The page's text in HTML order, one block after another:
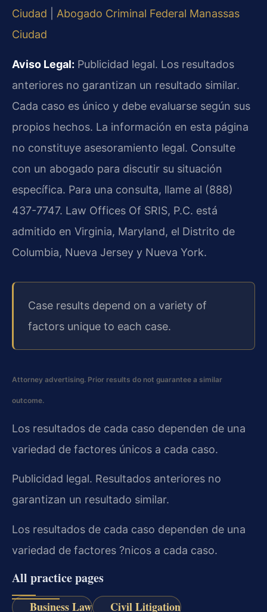
Ciudad
Abogado Criminal Federal Manassas
Ciudad
Aviso Legal: Publicidad legal. Los resultados
anteriores no garantizan un resultado similar.
Cada caso es único y debe evaluarse según sus
propios hechos. La información en esta página
no constituye asesoramiento legal. Consulte
con un abogado para discutir su situación
específica. Para una consulta, llame al (888)
437-7747. Law Offices Of SRIS, P.C. está
admitido en Virginia, Maryland, el Distrito de
Columbia, Nueva Jersey y Nueva York.
Case results depend on a variety of
factors unique to each case.
Attorney advertising. Prior results do not guarantee a similar
outcome.
Los resultados de cada caso dependen de una
variedad de factores únicos a cada caso.
Publicidad legal. Resultados anteriores no
garantizan un resultado similar.
Los resultados de cada caso dependen de una
variedad de factores ?nicos a cada caso.
All practice pages
Business Law Civil Litigation